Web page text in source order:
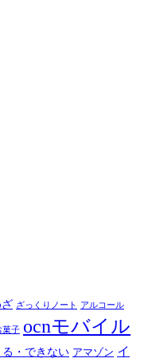
ざっくりノート アルコール
菓子 ocnモバイル
る・できない アマゾン イ